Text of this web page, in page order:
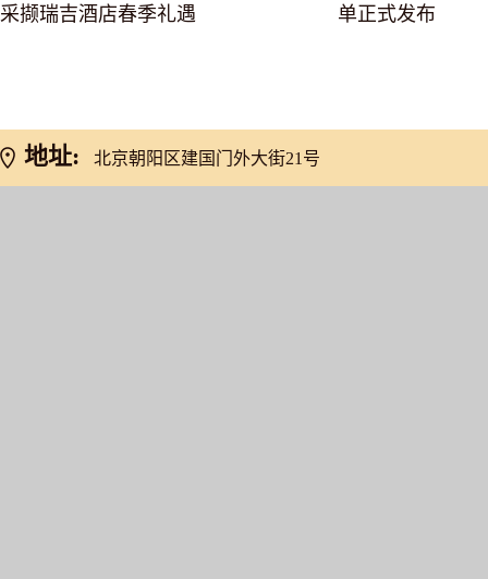
采撷瑞吉酒店春季礼遇
单正式发布
地址: 北京朝阳区建国门外大街21号